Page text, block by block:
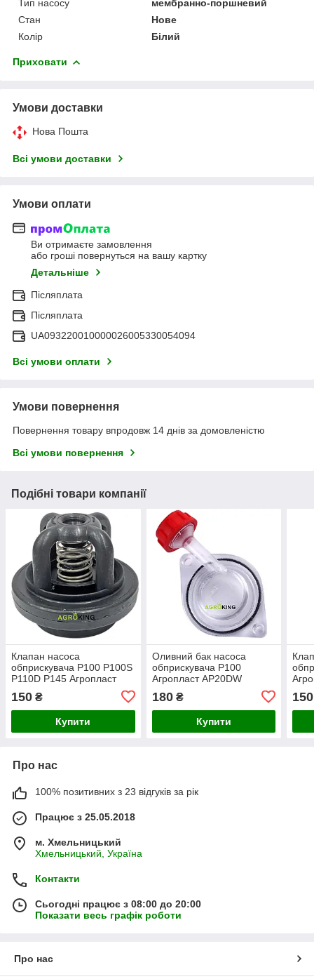
Тип насосу
мембранно-поршневий
Стан
Нове
Колір
Білий
Приховати
Умови доставки
Нова Пошта
Всі умови доставки
Умови оплати
Ви отримаєте замовлення
або гроші повернуться на вашу картку
Детальніше
Післяплата
Післяплата
UA093220010000026005330054094
Всі умови оплати
Умови повернення
Повернення товару впродовж 14 днів за домовленістю
Всі умови повернення
Подібні товари компанії
Клапан насоса
обприскувача P100 P100S
P110D P145 Агропласт
150 ₴
Купити
Оливний бак насоса
обприскувача P100
Агропласт AP20DW
180₴
Купити
150
Про нас
100% позитивних з 23 відгуків за рік
Працює з 25.05.2018
м. Хмельницький
Хмельницький, Україна
Контакти
Сьогодні працює з 08:00 до 20:00
Показати весь графік роботи
Про нас